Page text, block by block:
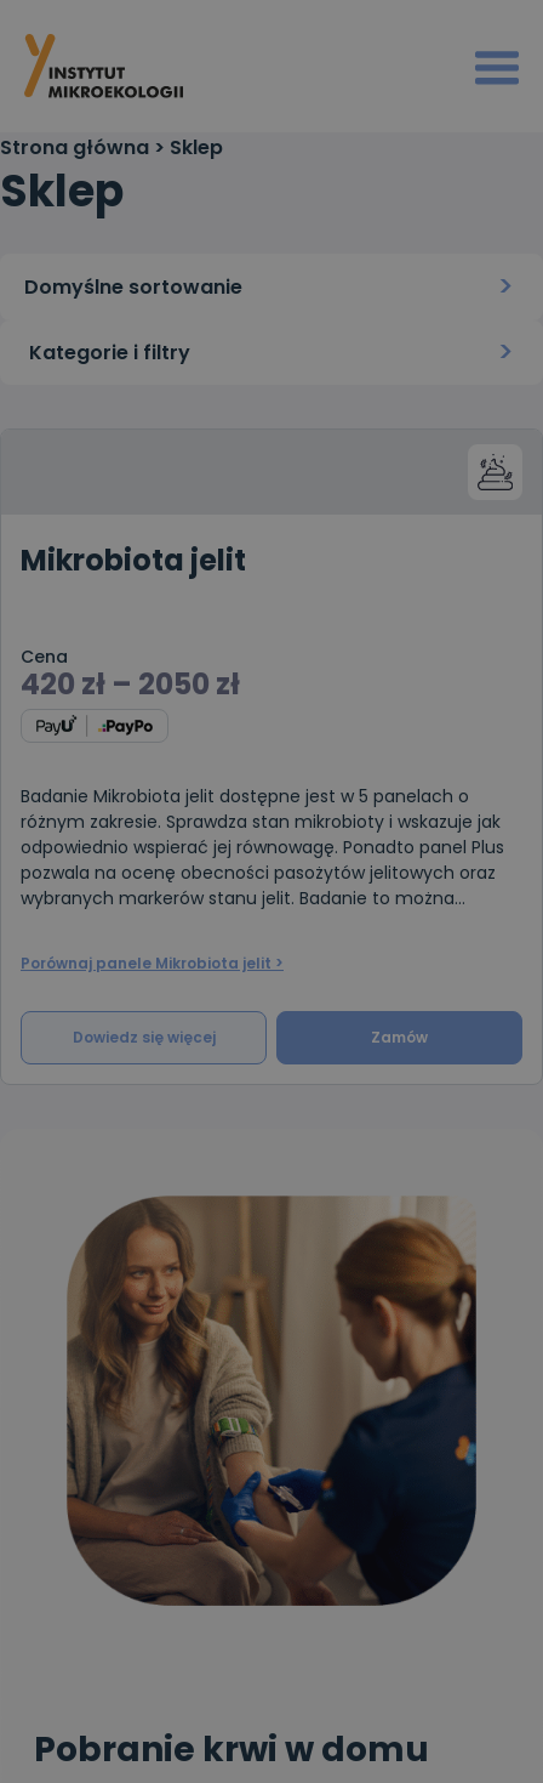
Strona główna > Sklep
Sklep
Kategorie i filtry
Mikrobiota jelit
Cena
420 zł – 2050 zł
Badanie Mikrobiota jelit dostępne jest w 5 panelach o
różnym zakresie. Sprawdza stan mikrobioty i wskazuje jak
odpowiednio wspierać jej równowagę. Ponadto panel Plus
pozwala na ocenę obecności pasożytów jelitowych oraz
wybranych markerów stanu jelit. Badanie to można
Porównaj panele Mikrobiota jelit >
Dowiedz się więcej Zamów
Pobranie krwi w domu